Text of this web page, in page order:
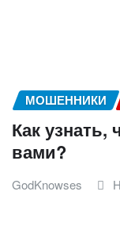
МОШЕННИКИ
Как узнать,
вами?
GodKnowses